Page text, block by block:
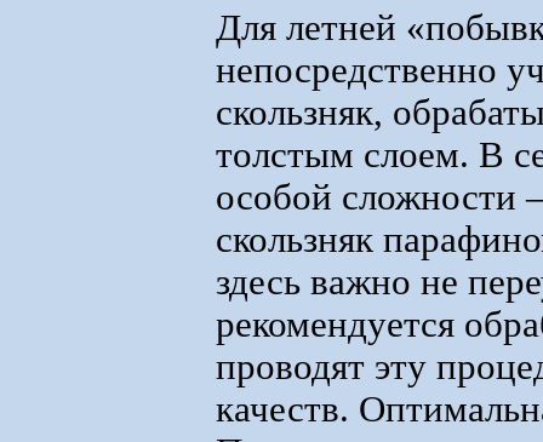
Для летней
непосредственно
скользняк,
толстым слоем. В
особой сложности
скользняк
здесь важно не
рекомендуется
проводят эту
качеств.